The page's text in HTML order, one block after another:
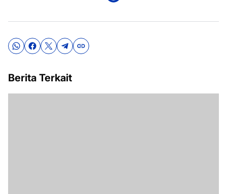
Berita Terkait